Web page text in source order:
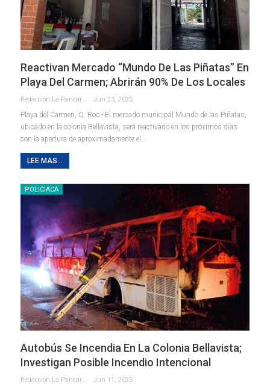
Reactivan Mercado “Mundo De Las Piñatas” En
Playa Del Carmen; Abrirán 90% De Los Locales
Redaccion La Pancarta De Quintana Roo Jun 23, 2025
Playa del Carmen, Q. Roo.- El mercado municipal Mundo de las Piñatas,
ubicado en la colonia Bellavista, será reactivado en los próximos días
con la apertura de aproximadamente el …
LEE MAS...
POLICIACA
Autobús Se Incendia En La Colonia Bellavista;
Investigan Posible Incendio Intencional
Redaccion La Pancarta De Quintana Roo Jun 11, 2025